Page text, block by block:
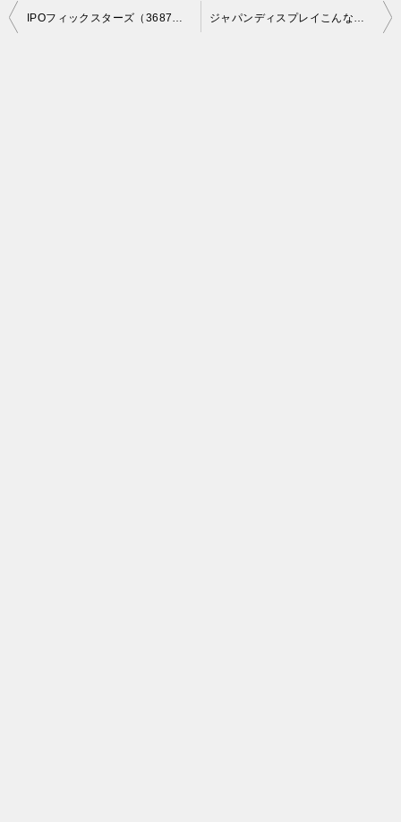
投
IPOフィックスターズ（3687）初値爆上げでした。 ジャパンディスプレイこんなの無しでしょう。